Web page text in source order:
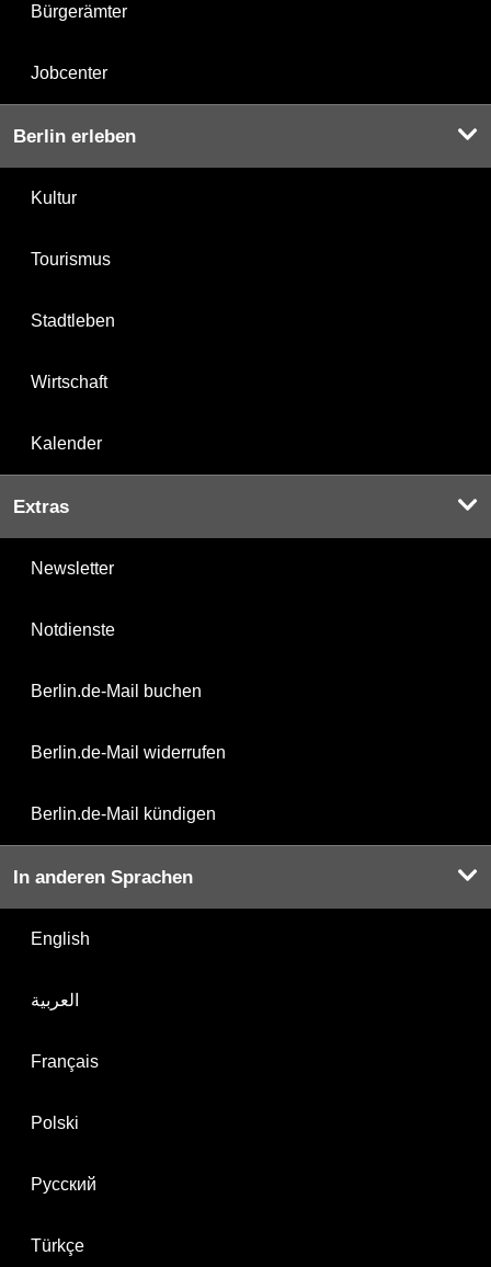
Bürgerämter
Jobcenter
Berlin erleben
Kultur
Tourismus
Stadtleben
Wirtschaft
Kalender
Extras
Newsletter
Notdienste
Berlin.de-Mail buchen
Berlin.de-Mail widerrufen
Berlin.de-Mail kündigen
In anderen Sprachen
English
العربية
Français
Polski
Русский
Türkçe